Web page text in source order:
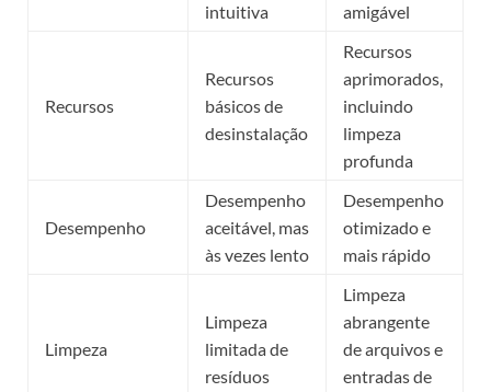
intuitiva
amigável
Recursos
Recursos
básicos de
desinstalação
Recursos
aprimorados,
incluindo
limpeza
profunda
Desempenho
Desempenho
aceitável, mas
às vezes lento
Desempenho
otimizado e
mais rápido
Limpeza
Limpeza
limitada de
resíduos
Limpeza
abrangente
de arquivos e
entradas de